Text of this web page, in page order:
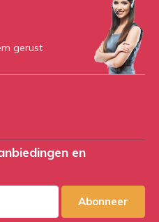
gerust
en
Abonneer